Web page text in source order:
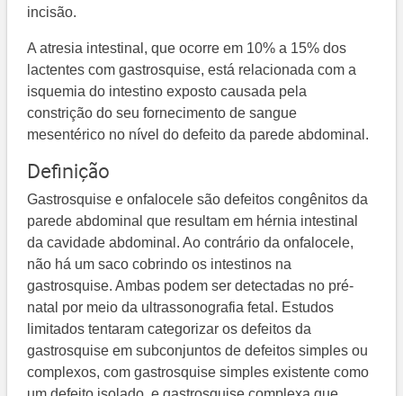
incisão.
A atresia intestinal, que ocorre em 10% a 15% dos
lactentes com gastrosquise, está relacionada com a
isquemia do intestino exposto causada pela
constrição do seu fornecimento de sangue
mesentérico no nível do defeito da parede abdominal.
Definição
Gastrosquise e onfalocele são defeitos congênitos da
parede abdominal que resultam em hérnia intestinal
da cavidade abdominal. Ao contrário da onfalocele,
não há um saco cobrindo os intestinos na
gastrosquise. Ambas podem ser detectadas no pré-
natal por meio da ultrassonografia fetal. Estudos
limitados tentaram categorizar os defeitos da
gastrosquise em subconjuntos de defeitos simples ou
complexos, com gastrosquise simples existente como